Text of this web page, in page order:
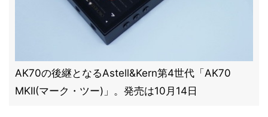
AK70の後継となるAstell&Kern第4世代「AK70
MKII(マーク・ツー)」。発売は10月14日